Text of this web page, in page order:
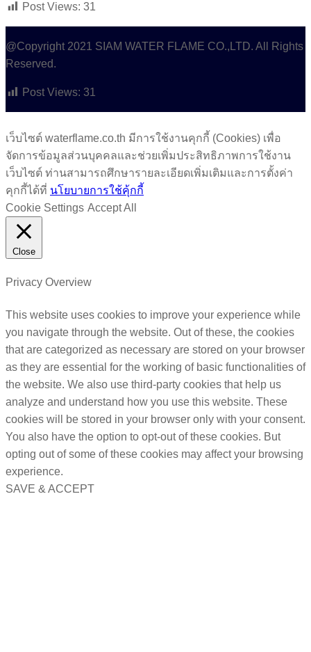
Post Views: 31
@Copyright 2021 SIAM WATER FLAME CO.,LTD. All Rights
Reserved.
Post Views: 31
เว็บไซต์ waterflame.co.th มีการใช้งานคุกกี้ (Cookies) เพื่อ
จัดการข้อมูลส่วนบุคคลและช่วยเพิ่มประสิทธิภาพการใช้งาน
เว็บไซต์ ท่านสามารถศึกษารายละเอียดเพิ่มเติมและการตั้งค่า
คุกกี้ได้ที่ นโยบายการใช้คุ้กกี้
Cookie Settings Accept All
Close
Privacy Overview
This website uses cookies to improve your experience while
you navigate through the website. Out of these, the cookies
that are categorized as necessary are stored on your browser
as they are essential for the working of basic functionalities of
the website. We also use third-party cookies that help us
analyze and understand how you use this website. These
cookies will be stored in your browser only with your consent.
You also have the option to opt-out of these cookies. But
opting out of some of these cookies may affect your browsing
experience.
SAVE & ACCEPT